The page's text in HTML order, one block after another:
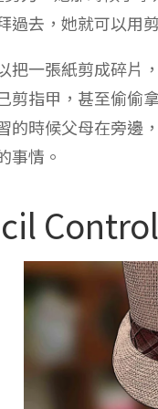
過去，她就可以用
把一張紙剪成碎片
剪指甲，甚至偷偷
的時候父母在旁邊
事情。
Control